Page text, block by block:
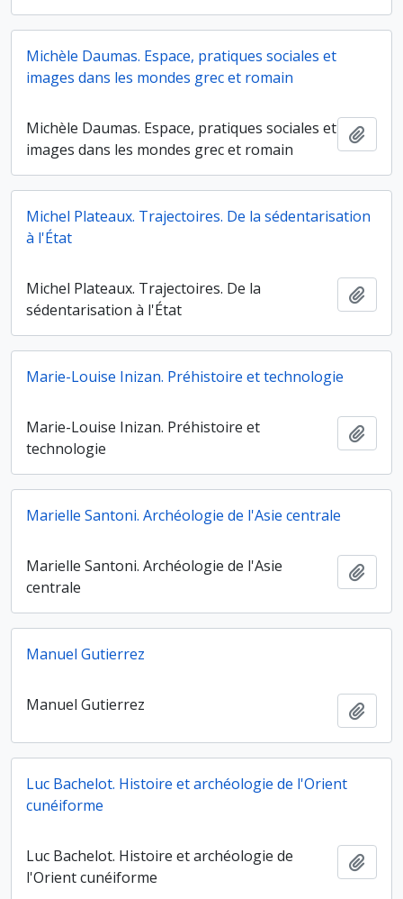
Michèle Daumas. Espace, pratiques sociales et
images dans les mondes grec et romain
Michèle Daumas. Espace, pratiques sociales et
images dans les mondes grec et romain
Michel Plateaux. Trajectoires. De la sédentarisation
à l'État
Michel Plateaux. Trajectoires. De la
sédentarisation à l'État
Marie-Louise Inizan. Préhistoire et technologie
Marie-Louise Inizan. Préhistoire et
technologie
Marielle Santoni. Archéologie de l'Asie centrale
Marielle Santoni. Archéologie de l'Asie
centrale
Manuel Gutierrez
Manuel Gutierrez
Luc Bachelot. Histoire et archéologie de l'Orient
cunéiforme
Luc Bachelot. Histoire et archéologie de
l'Orient cunéiforme